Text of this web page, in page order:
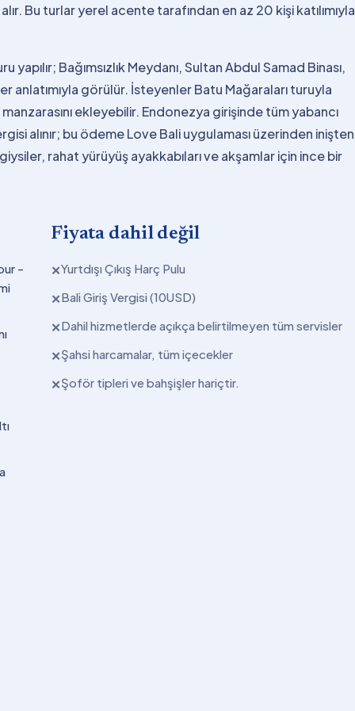
Bu turlar yerel acente tarafından en az 20 kişi katılımıyla
Bağımsızlık Meydanı, Sultan Abdul Samad Binası,
anlatımıyla görülür. İsteyenler Batu Mağaraları turuyla
ekleyebilir. Endonezya girişinde tüm yabancı
alınır; bu ödeme Love Bali uygulaması üzerinden inişten
rahat yürüyüş ayakkabıları ve akşamlar için ince bir
-
Fiyata dahil değil
✕Yurtdışı Çıkış Harç Pulu
✕Bali Giriş Vergisi (10USD)
✕Dahil hizmetlerde açıkça belirtilmeyen tüm servisler
✕Şahsi harcamalar, tüm içecekler
✕Şoför tipleri ve bahşişler hariçtir.